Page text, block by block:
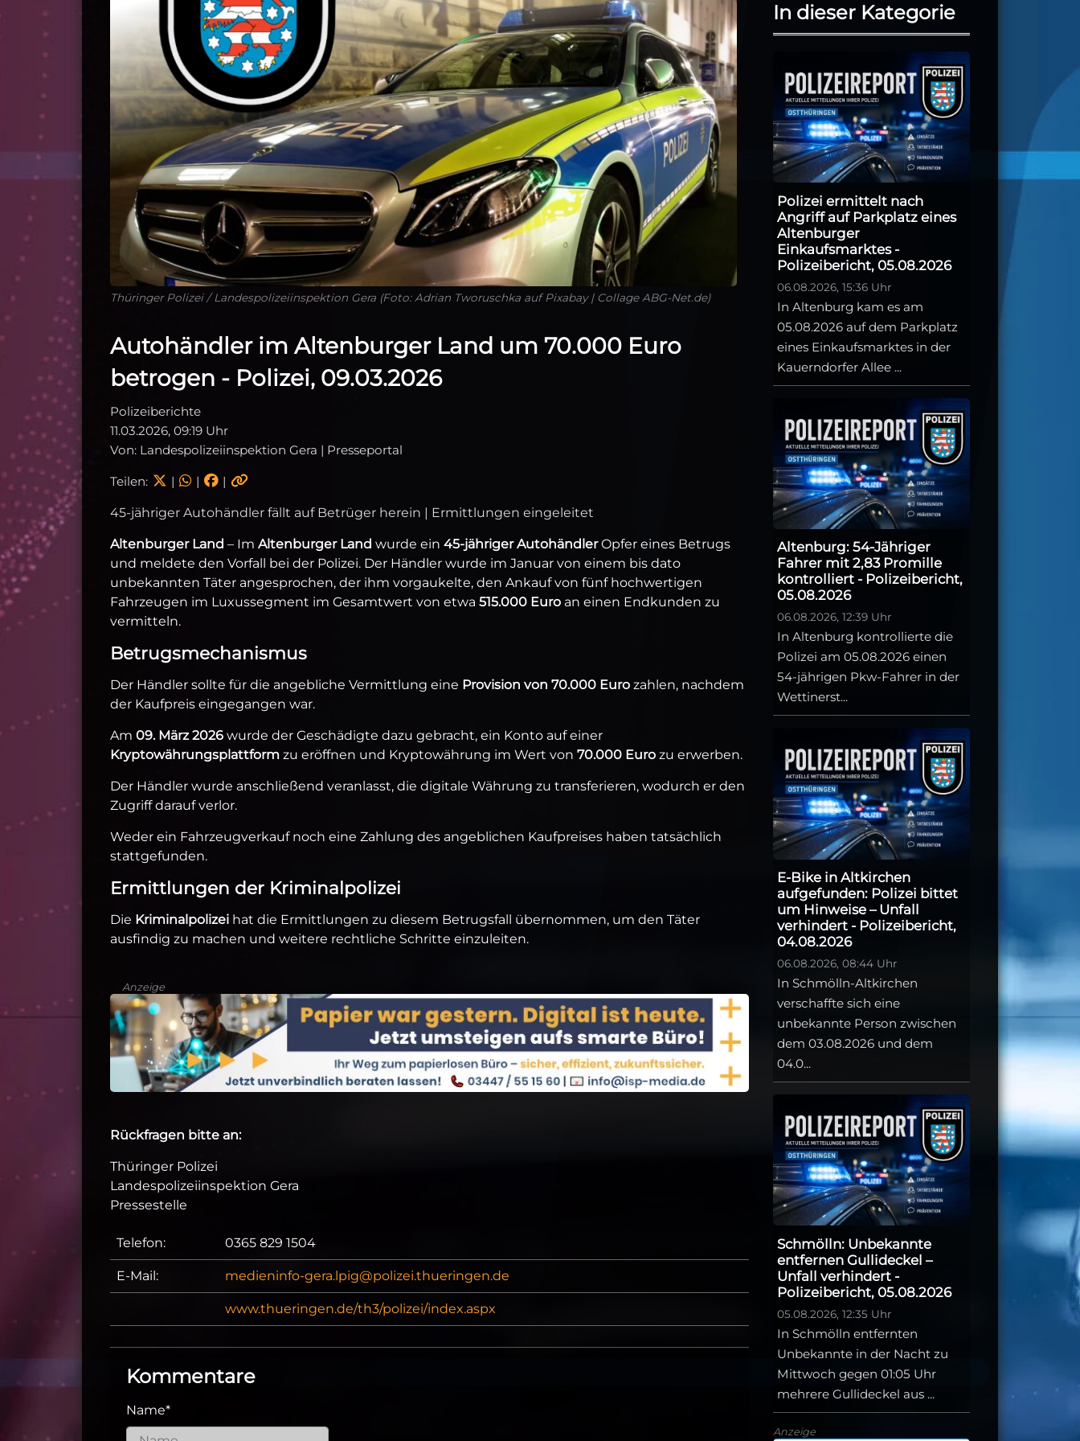
Thüringer Polizei / Landespolizeiinspektion Gera (Foto: Adrian Tworuschka auf Pixabay | Collage ABG-Net.de)
Autohändler im Altenburger Land um 70.000 Euro
betrogen - Polizei, 09.03.2026
Polizeiberichte
11.03.2026, 09:19 Uhr
Von: Landespolizeiinspektion Gera | Presseportal
Teilen: | | |
45-jähriger Autohändler fällt auf Betrüger herein | Ermittlungen eingeleitet
Altenburger Land – Im Altenburger Land wurde ein 45-jähriger AutohändlerOpfer eines Betrugs
und meldete den Vorfall bei der Polizei. Der Händler wurde im Januar von einem bis dato
unbekannten Täter angesprochen, der ihm vorgaukelte, den Ankauf von fünf hochwertigen
Fahrzeugen im Luxussegment im Gesamtwert von etwa 515.000 Euro an einen Endkunden zu
vermitteln.
Betrugsmechanismus
Der Händler sollte für die angebliche Vermittlung eine Provision von 70.000 Euro zahlen, nachdem
der Kaufpreis eingegangen war.
Am 09. März 2026 wurde der Geschädigte dazu gebracht, ein Konto auf einer
Kryptowährungsplattform zu eröffnen und Kryptowährung im Wert von 70.000 Euro zu erwerben.
Der Händler wurde anschließend veranlasst, die digitale Währung zu transferieren, wodurch er den
Zugriff darauf verlor.
Weder ein Fahrzeugverkauf noch eine Zahlung des angeblichen Kaufpreises haben tatsächlich
stattgefunden.
Ermittlungen der Kriminalpolizei
Die Kriminalpolizei hat die Ermittlungen zu diesem Betrugsfall übernommen, um den Täter
ausfindig zu machen und weitere rechtliche Schritte einzuleiten.
Anzeige
Rückfragen bitte an:
Thüringer Polizei
Landespolizeiinspektion Gera
Pressestelle
Telefon: 0365 829 1504
E-Mail: medieninfo-gera.lpig@polizei.thueringen.de
www.thueringen.de/th3/polizei/index.aspx
Kommentare
Name*
In dieser Kategorie
Polizei ermittelt nach
Angriff auf Parkplatz eines
Altenburger
Einkaufsmarktes -
Polizeibericht, 05.08.2026
06.08.2026, 15:36 Uhr
In Altenburg kam es am
05.08.2026 auf dem Parkplatz
eines Einkaufsmarktes in der
Kauerndorfer Allee ...
Altenburg: 54-Jähriger
Fahrer mit 2,83 Promille
kontrolliert - Polizeibericht,
05.08.2026
06.08.2026, 12:39 Uhr
In Altenburg kontrollierte die
Polizei am 05.08.2026 einen
54-jährigen Pkw-Fahrer in der
Wettinerst...
E-Bike in Altkirchen
aufgefunden: Polizei bittet
um Hinweise – Unfall
verhindert - Polizeibericht,
04.08.2026
06.08.2026, 08:44 Uhr
In Schmölln-Altkirchen
verschaffte sich eine
unbekannte Person zwischen
dem 03.08.2026 und dem
04.0...
Schmölln: Unbekannte
entfernen Gullideckel –
Unfall verhindert -
Polizeibericht, 05.08.2026
05.08.2026, 12:35 Uhr
In Schmölln entfernten
Unbekannte in der Nacht zu
Mittwoch gegen 01:05 Uhr
mehrere Gullideckel aus ...
Anzeige